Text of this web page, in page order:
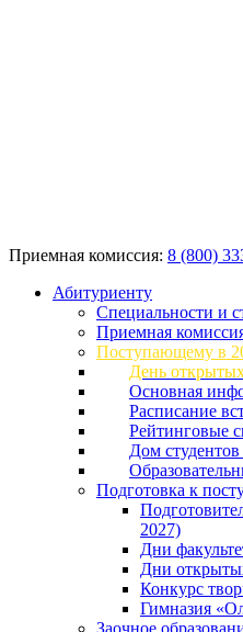
Приемная комиссия: 8 (800)
Абитуриенту
Специальности и
Приемная
Поступающему в
День
Основная
Расписание
Рейтинговые
Дом
Подготовка к
2027)
Дни
Дни
Конкурс
Гимназия
Заочное